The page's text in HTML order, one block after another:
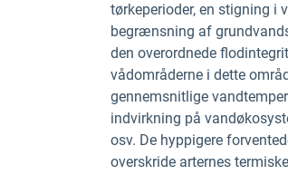
tørkeperioder, en stigning i
begrænsning af
den overordnede
vådområderne i dette
gennemsnitlige
indvirkning på
osv. De hyppigere
overskride arternes